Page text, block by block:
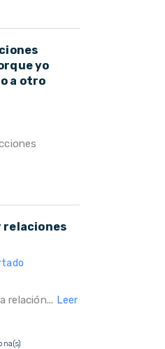
yo
a otro
relaciones
relación... Leer